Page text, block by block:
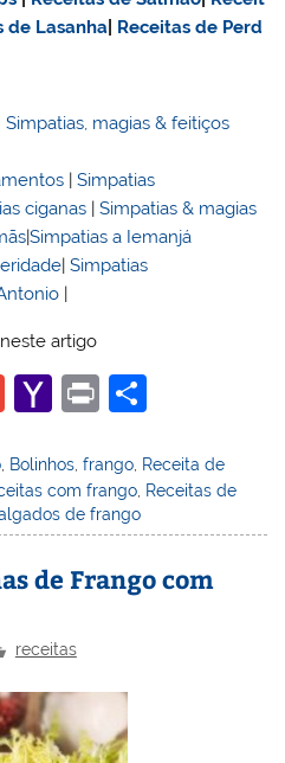
de Lasanha Receitas de Perd
Simpatias, magias & feitiços
|Simpatias
ciganas |Simpatias & magias
|Simpatias a Iemanjá
|Simpatias
|
artigo
G
ai
l
Y
h
o
o
M
l
Pr
t
ar
e
Bolinhos ,frango Receita de
com frango Receitas de
de frango
de Frango com
receitas